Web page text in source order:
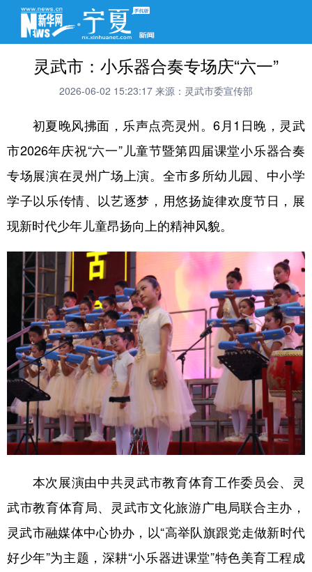
灵武市：小乐器合奏专场庆“六一”
2026-06-02 15:23:17 来源：灵武市委宣传部
初夏晚风拂面，乐声点亮灵州。6月1日晚，灵武
市2026年庆祝“六一”儿童节暨第四届课堂小乐器合奏
专场展演在灵州广场上演。全市多所幼儿园、中小学
学子以乐传情、以艺逐梦，用悠扬旋律欢度节日，展
现新时代少年儿童昂扬向上的精神风貌。
本次展演由中共灵武市教育体育工作委员会、灵
武市教育体育局、灵武市文化旅游广电局联合主办，
灵武市融媒体中心协办，以“高举队旗跟党走做新时代
好少年”为主题，深耕“小乐器进课堂”特色美育工程成